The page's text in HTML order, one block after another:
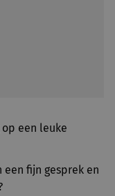
een leuke
fijn gesprek en